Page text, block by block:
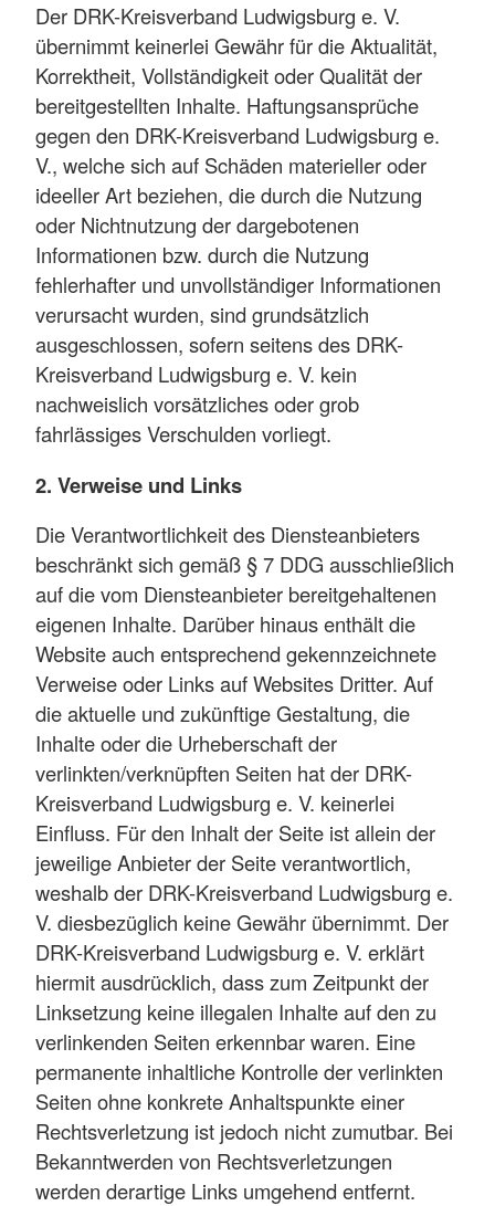
Der DRK-Kreisverband Ludwigsburg e. V.
übernimmt keinerlei Gewähr für die Aktualität,
Korrektheit, Vollständigkeit oder Qualität der
bereitgestellten Inhalte. Haftungsansprüche
gegen den DRK-Kreisverband Ludwigsburg e.
V., welche sich auf Schäden materieller oder
ideeller Art beziehen, die durch die Nutzung
oder Nichtnutzung der dargebotenen
Informationen bzw. durch die Nutzung
fehlerhafter und unvollständiger Informationen
verursacht wurden, sind grundsätzlich
ausgeschlossen, sofern seitens des DRK-
Kreisverband Ludwigsburg e. V. kein
nachweislich vorsätzliches oder grob
fahrlässiges Verschulden vorliegt.
2. Verweise und Links
Die Verantwortlichkeit des Diensteanbieters
beschränkt sich gemäß § 7 DDG ausschließlich
auf die vom Diensteanbieter bereitgehaltenen
eigenen Inhalte. Darüber hinaus enthält die
Website auch entsprechend gekennzeichnete
Verweise oder Links auf Websites Dritter. Auf
die aktuelle und zukünftige Gestaltung, die
Inhalte oder die Urheberschaft der
verlinkten/verknüpften Seiten hat der DRK-
Kreisverband Ludwigsburg e. V. keinerlei
Einfluss. Für den Inhalt der Seite ist allein der
jeweilige Anbieter der Seite verantwortlich,
weshalb der DRK-Kreisverband Ludwigsburg e.
V. diesbezüglich keine Gewähr übernimmt. Der
DRK-Kreisverband Ludwigsburg e. V. erklärt
hiermit ausdrücklich, dass zum Zeitpunkt der
Linksetzung keine illegalen Inhalte auf den zu
verlinkenden Seiten erkennbar waren. Eine
permanente inhaltliche Kontrolle der verlinkten
Seiten ohne konkrete Anhaltspunkte einer
Rechtsverletzung ist jedoch nicht zumutbar. Bei
Bekanntwerden von Rechtsverletzungen
werden derartige Links umgehend entfernt.